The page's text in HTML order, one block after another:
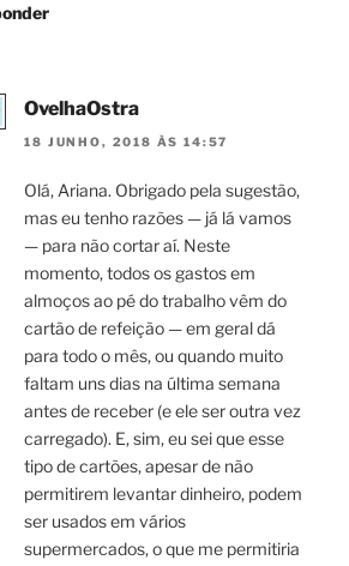
OvelhaOstra
18 JUNHO, 2018 ÀS 14:57
Olá, Ariana. Obrigado pela sugestão,
mas eu tenho razões — já lá vamos
— para não cortar aí. Neste
momento, todos os gastos em
almoços ao pé do trabalho vêm do
cartão de refeição — em geral dá
para todo o mês, ou quando muito
faltam uns dias na última semana
antes de receber (e ele ser outra vez
carregado). E, sim, eu sei que esse
tipo de cartões, apesar de não
permitirem levantar dinheiro, podem
ser usados em vários
supermercados, o que me permitiria